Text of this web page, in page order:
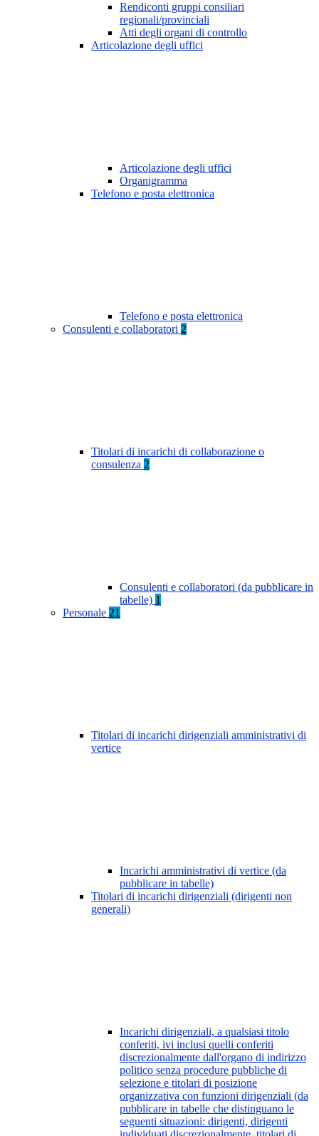
Rendiconti gruppi consiliari
regionali/provinciali
Atti degli organi di controllo
Articolazione degli uffici
Articolazione degli uffici
Organigramma
Telefono e posta elettronica
Telefono e posta elettronica
Consulenti e collaboratori 2
Titolari di incarichi di collaborazione o
consulenza 2
Consulenti e collaboratori (da pubblicare in
tabelle) 1
Personale 21
Titolari di incarichi dirigenziali amministrativi di
vertice
Incarichi amministrativi di vertice (da
pubblicare in tabelle)
Titolari di incarichi dirigenziali (dirigenti non
generali)
Incarichi dirigenziali, a qualsiasi titolo
conferiti, ivi inclusi quelli conferiti
discrezionalmente dall'organo di indirizzo
politico senza procedure pubbliche di
selezione e titolari di posizione
organizzativa con funzioni dirigenziali (da
pubblicare in tabelle che distinguano le
seguenti situazioni: dirigenti, dirigenti